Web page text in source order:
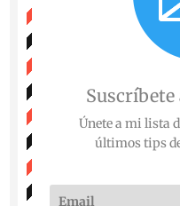
Suscríbete
Únete a mi lista
últimos tips